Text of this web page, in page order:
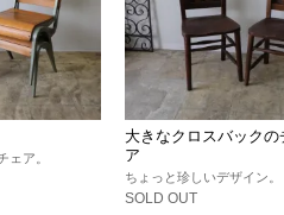
ェア。
大きなクロスバックの
ア
ちょっと珍しいデザイン。
SOLD OUT